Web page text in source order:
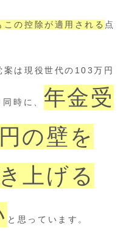
この控除が適用される 点
案は現役世代の103万円
時に、 年金受
の壁を
上げる
と思っています。